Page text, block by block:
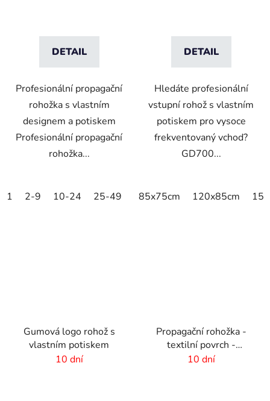
DETAIL
Profesionální propagační
rohožka s vlastním
designem a potiskem
Profesionální propagační
rohožka...
1 2-9 10-24 25-49 50-99 100-249 250-499
DETAIL
Hledáte profesionální
vstupní rohož s vlastním
potiskem pro vysoce
frekventovaný vchod?
GD700...
85x75cm 120x85cm
Gumová logo rohož s
vlastním potiskem
10 dní
Propagační rohožka -
textilní povrch -
85x300 cm
10 dní